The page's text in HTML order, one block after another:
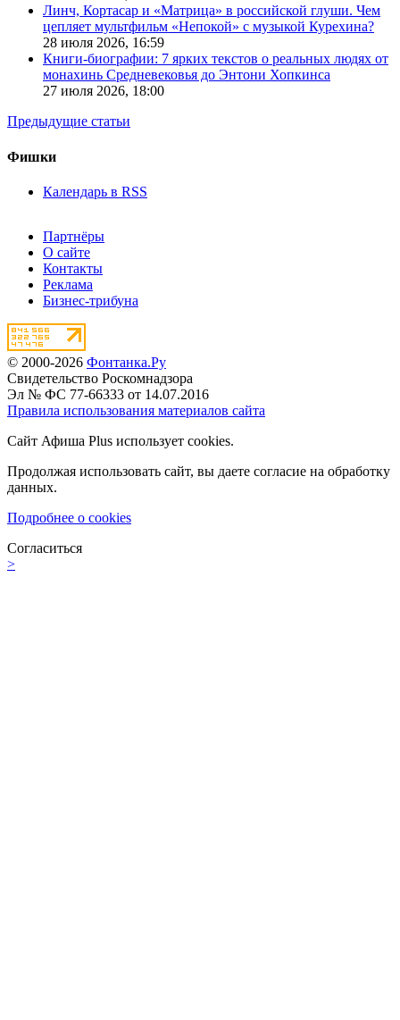
Линч, Кортасар и «Матрица» в российской глуши. Чем
цепляет мультфильм «Непокой» с музыкой Курехина?
28 июля 2026, 16:59
Книги-биографии: 7 ярких текстов о реальных людях от
монахинь Средневековья до Энтони Хопкинса
27 июля 2026, 18:00
Предыдущие статьи
Фишки
Календарь в RSS
Партнёры
О сайте
Контакты
Реклама
Бизнес-трибуна
© 2000-2026 Фонтанка.Ру
Свидетельство Роскомнадзора
Эл № ФС 77-66333 от 14.07.2016
Правила использования материалов сайта
Сайт Афиша Plus использует cookies.
Продолжая использовать сайт, вы даете согласие на обработку
данных.
Подробнее о cookies
Согласиться
>